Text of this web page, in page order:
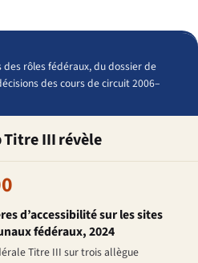
des rôles fédéraux, du dossier de
des cours de circuit 2006–
Titre III révèle
d’accessibilité sur les sites
fédéraux, 2024
Titre III sur trois allègue